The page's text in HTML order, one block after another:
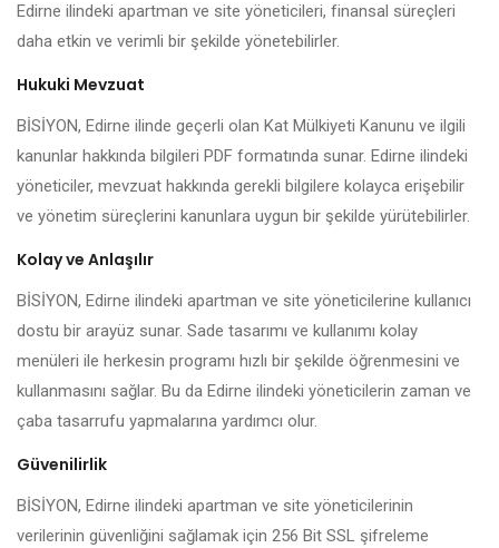
Edirne ilindeki apartman ve site yöneticileri, finansal süreçleri
daha etkin ve verimli bir şekilde yönetebilirler.
Hukuki Mevzuat
BİSİYON, Edirne ilinde geçerli olan Kat Mülkiyeti Kanunu ve ilgili
kanunlar hakkında bilgileri PDF formatında sunar. Edirne ilindeki
yöneticiler, mevzuat hakkında gerekli bilgilere kolayca erişebilir
ve yönetim süreçlerini kanunlara uygun bir şekilde yürütebilirler.
Kolay ve Anlaşılır
BİSİYON, Edirne ilindeki apartman ve site yöneticilerine kullanıcı
dostu bir arayüz sunar. Sade tasarımı ve kullanımı kolay
menüleri ile herkesin programı hızlı bir şekilde öğrenmesini ve
kullanmasını sağlar. Bu da Edirne ilindeki yöneticilerin zaman ve
çaba tasarrufu yapmalarına yardımcı olur.
Güvenilirlik
BİSİYON, Edirne ilindeki apartman ve site yöneticilerinin
verilerinin güvenliğini sağlamak için 256 Bit SSL şifreleme